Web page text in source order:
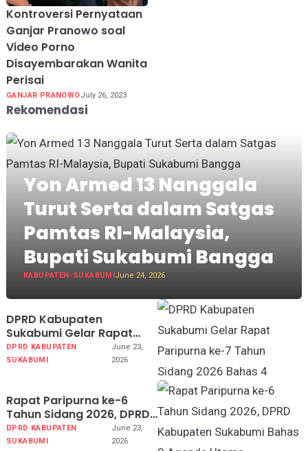
Kontroversi Pernyataan
Ganjar Pranowo soal
Video Porno
Disayembarakan Wanita
Perisai
GANJAR PRANOWOJuly 26, 2023
Rekomendasi
Yon Armed 13 Nanggala
Turut Serta dalam Satgas
Pamtas RI-Malaysia,
Bupati Sukabumi Bangga
KABUPATEN-SUKABUMI June 24, 2026
DPRD Kabupaten
Sukabumi Gelar Rapat
Paripurna ke-7 Tahun
Sidang 2026 Bahas 4
DPRD KABUPATEN
SUKABUMI
June 23,
2026
Rapat Paripurna ke-6
Tahun Sidang 2026, DPRD
Kabupaten Sukabumi
Bahas 2 Agenda Utama
DPRD KABUPATEN
SUKABUMI
June 23,
2026